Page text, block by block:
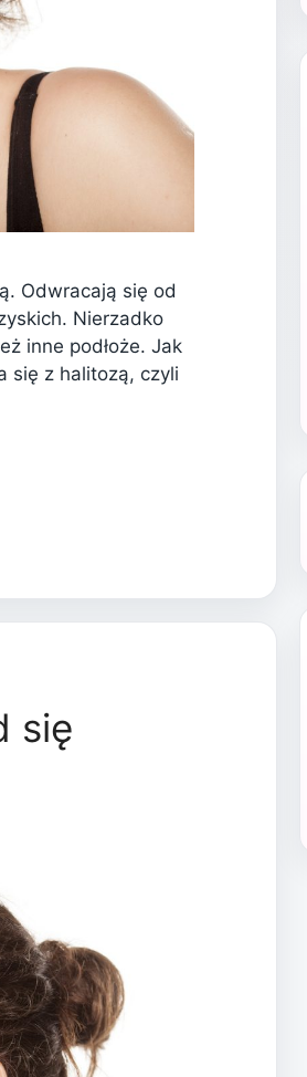
Odwracają się od
Nierzadko
inne podłoże. Jak
się z halitozą, czyli
się